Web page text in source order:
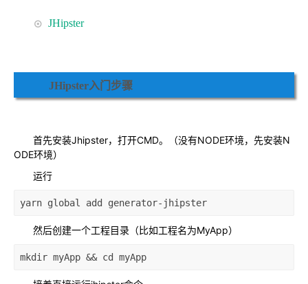
JHipster
JHipster入门步骤
首先安装Jhipster，打开CMD。（没有NODE环境，先安装N
ODE环境）
运行
yarn global add generator-jhipster
然后创建一个工程目录（比如工程名为MyApp）
mkdir myApp && cd myApp